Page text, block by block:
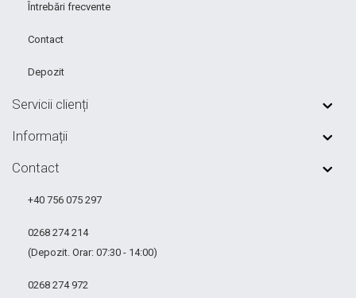
Întrebări frecvente
Contact
Depozit
Servicii clienți
Informații
Contact
+40 756 075 297
0268 274 214
(Depozit. Orar: 07:30 - 14:00)
0268 274 972